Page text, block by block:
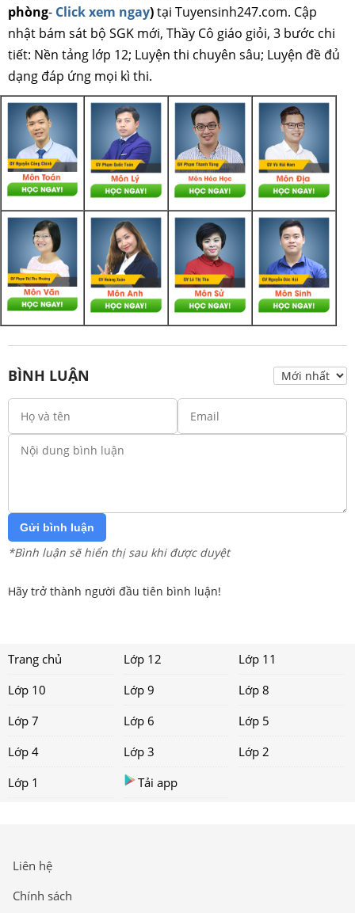
phòng- Click xem ngay)tại Tuyensinh247.com. Cập
nhật bám sát bộ SGK mới, Thầy Cô giáo giỏi, 3 bước chi
tiết: Nền tảng lớp 12; Luyện thi chuyên sâu; Luyện đề đủ
dạng đáp ứng mọi kì thi.
BÌNH LUẬN
Gửi bình luận
*Bình luận sẽ hiển thị sau khi được duyệt
Hãy trở thành người đầu tiên bình luận!
Trang chủ Lớp 12
Lớp 11
Lớp 10
Lớp 9
Lớp 8
Lớp 7
Lớp 6
Lớp 5
Lớp 4
Lớp 3
Lớp 2
Lớp 1
Tải app
Liên hệ
Chính sách